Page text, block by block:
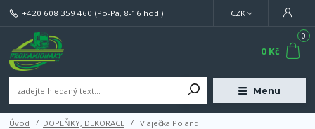
Menu
CZK
+420 608 359 460 (Po-Pá, 8-16 hod.)
0
0 Kč
Úvod DOPLŇKY, DEKORACE Vlaječka Poland